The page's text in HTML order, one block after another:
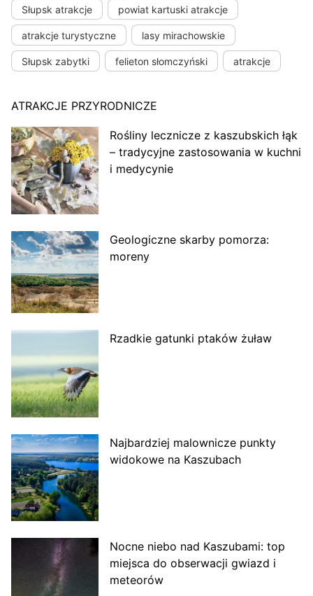
Słupsk atrakcje powiat kartuski atrakcje
atrakcje turystyczne lasy mirachowskie
Słupsk zabytki felieton słomczyński atrakcje
ATRAKCJE PRZYRODNICZE
Rośliny lecznicze z kaszubskich łąk
– tradycyjne zastosowania w kuchni
i medycynie
Geologiczne skarby pomorza:
moreny
Rzadkie gatunki ptaków żuław
Najbardziej malownicze punkty
widokowe na Kaszubach
Nocne niebo nad Kaszubami: top
miejsca do obserwacji gwiazd i
meteorów